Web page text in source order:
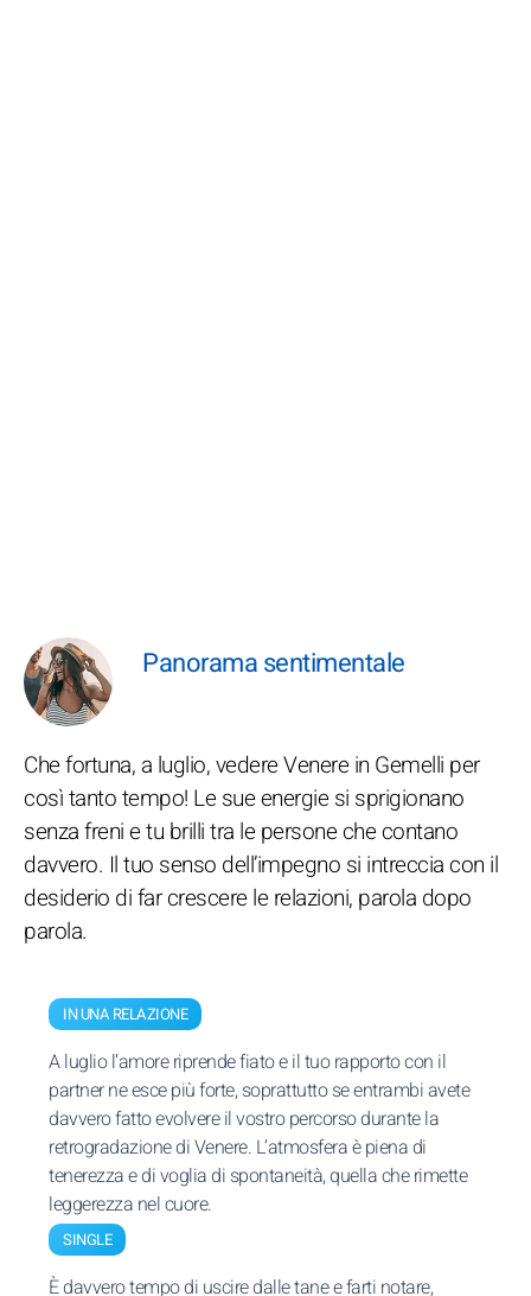
Panorama sentimentale
Che fortuna, a luglio, vedere Venere in Gemelli per
così tanto tempo! Le sue energie si sprigionano
senza freni e tu brilli tra le persone che contano
davvero. Il tuo senso dell’impegno si intreccia con il
desiderio di far crescere le relazioni, parola dopo
parola.
IN UNA RELAZIONE
A luglio l’amore riprende fiato e il tuo rapporto con il
partner ne esce più forte, soprattutto se entrambi avete
davvero fatto evolvere il vostro percorso durante la
retrogradazione di Venere. L’atmosfera è piena di
tenerezza e di voglia di spontaneità, quella che rimette
leggerezza nel cuore.
SINGLE
È davvero tempo di uscire dalle tane e farti notare,